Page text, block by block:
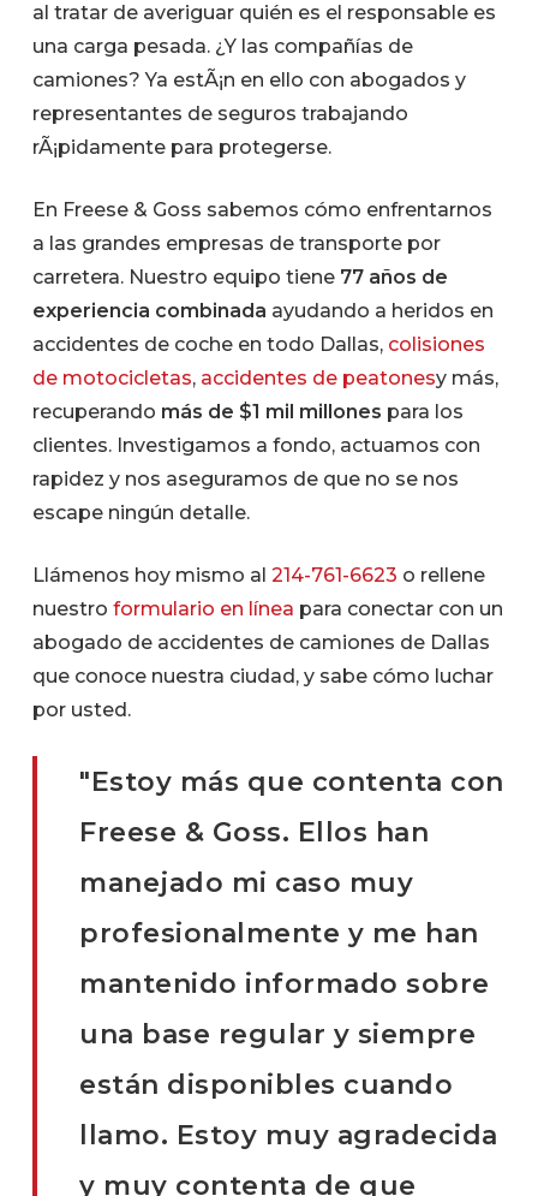
al tratar de averiguar quién es el responsable es
una carga pesada. ¿Y las compañías de
camiones? Ya estÃ¡n en ello con abogados y
representantes de seguros trabajando
rÃ¡pidamente para protegerse.
En Freese & Goss sabemos cómo enfrentarnos
a las grandes empresas de transporte por
carretera. Nuestro equipo tiene 77 años de
experiencia combinada ayudando a heridos en
accidentes de coche en todo Dallas, colisiones
de motocicletas, accidentes de peatonesy más,
recuperando más de $1 mil millones para los
clientes. Investigamos a fondo, actuamos con
rapidez y nos aseguramos de que no se nos
escape ningún detalle.
Llámenos hoy mismo al 214-761-6623 o rellene
nuestro formulario en línea para conectar con un
abogado de accidentes de camiones de Dallas
que conoce nuestra ciudad, y sabe cómo luchar
por usted.
"Estoy más que contenta con
Freese & Goss. Ellos han
manejado mi caso muy
profesionalmente y me han
mantenido informado sobre
una base regular y siempre
están disponibles cuando
llamo. Estoy muy agradecida
y muy contenta de que